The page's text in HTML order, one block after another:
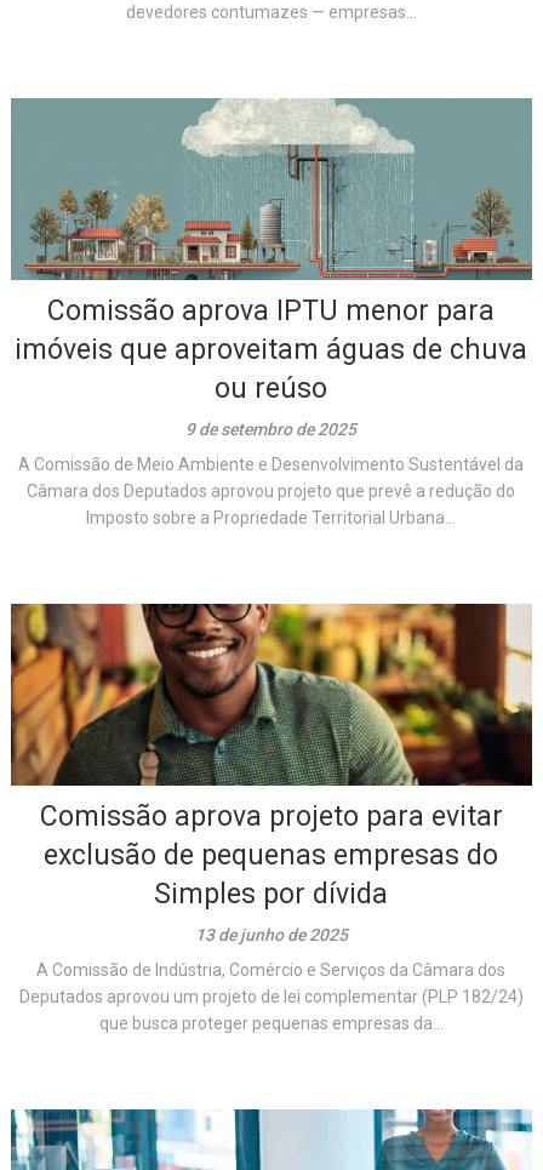
devedores contumazes — empresas...
Comissão aprova IPTU menor para
imóveis que aproveitam águas de chuva
ou reúso
9 de setembro de 2025
A Comissão de Meio Ambiente e Desenvolvimento Sustentável da
Câmara dos Deputados aprovou projeto que prevê a redução do
Imposto sobre a Propriedade Territorial Urbana...
Comissão aprova projeto para evitar
exclusão de pequenas empresas do
Simples por dívida
13 de junho de 2025
A Comissão de Indústria, Comércio e Serviços da Câmara dos
Deputados aprovou um projeto de lei complementar (PLP 182/24)
que busca proteger pequenas empresas da...